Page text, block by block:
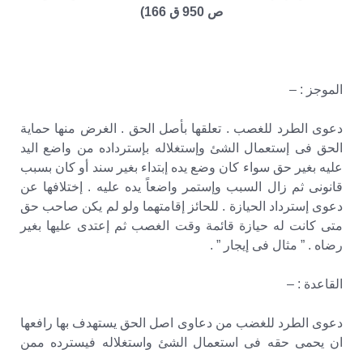
ص 950 ق 166)
الموجز : –
دعوى الطرد للغصب . تعلقها بأصل الحق . الغرض منها حماية
الحق فى إستعمال الشئ وإستغلاله بإسترداده من واضع اليد
عليه بغير حق سواء كان وضع يده إبتداء بغير سند أو كان بسبب
قانونى ثم زال السبب وإستمر واضعاً يده عليه . إختلافها عن
دعوى إسترداد الحيازة . للحائز إقامتهما ولو لم يكن صاحب حق
متى كانت له حيازة قائمة وقت الغصب ثم إعتدى عليها بغير
رضاه . ” مثال فى إيجار ” .
القاعدة : –
دعوى الطرد للغضب من دعاوى اصل الحق يستهدف بها رافعها
ان يحمى حقه فى استعمال الشئ واستغلاله فيسترده ممن